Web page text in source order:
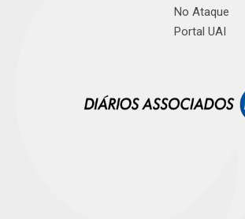
No Ataque
Portal UAI